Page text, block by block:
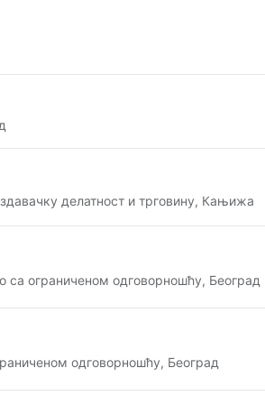
делатност и трговину, Кањижа
са ограниченом одговорношћу, Београд
одговорношћу, Београд